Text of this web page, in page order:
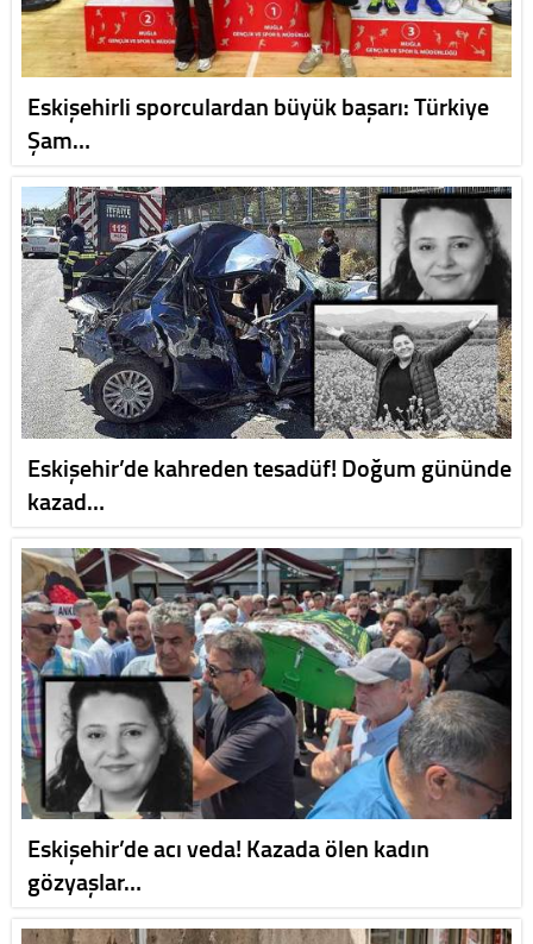
Eskişehirli sporculardan büyük başarı: Türkiye
Şam…
Eskişehir’de kahreden tesadüf! Doğum gününde
kazad…
Eskişehir’de acı veda! Kazada ölen kadın
gözyaşlar…